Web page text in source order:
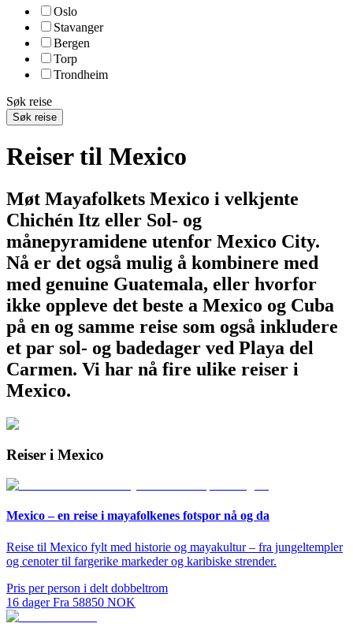
Oslo
Stavanger
Bergen
Torp
Trondheim
Søk reise
Søk reise
Reiser til Mexico
Møt Mayafolkets Mexico i velkjente
Chichén Itz eller Sol- og
månepyramidene utenfor Mexico City.
Nå er det også mulig å kombinere med
med genuine Guatemala, eller hvorfor
ikke oppleve det beste a Mexico og Cuba
på en og samme reise som også inkludere
et par sol- og badedager ved Playa del
Carmen. Vi har nå fire ulike reiser i
Mexico.
Reiser i Mexico
Mexico – en reise i mayafolkenes fotspor nå og da
Reise til Mexico fylt med historie og mayakultur – fra jungeltempler
og cenoter til fargerike markeder og karibiske strender.
Pris per person i delt dobbeltrom
16 dager Fra 58850 NOK